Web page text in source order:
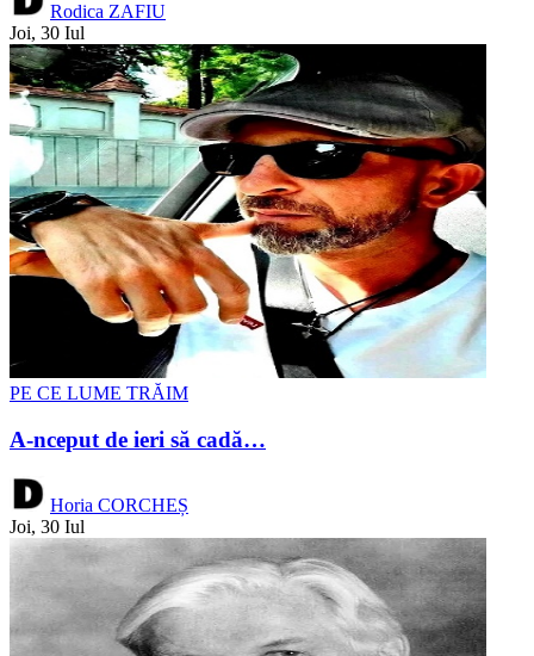
Rodica ZAFIU
Joi, 30 Iul
PE CE LUME TRĂIM
A-nceput de ieri să cadă…
Horia CORCHEȘ
Joi, 30 Iul